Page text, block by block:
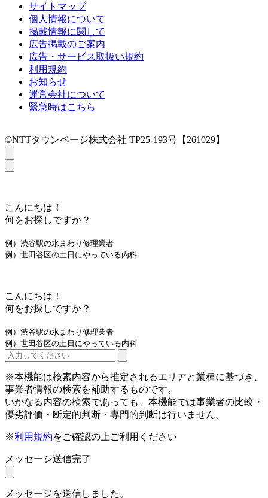
サイトマップ
個人情報について
掲載情報に関して
広告掲載のご案内
広告・サービス取扱い規約
利用規約
お知らせ
運営会社について
緊急時はこちら
©NTTタウンページ株式会社 TP25-193号【261029】
こんにちは！
何をお探しですか？
例）渋谷駅の水まわり修理業者
例）世田谷区の土日にやっている内科
こんにちは！
何をお探しですか？
例）渋谷駅の水まわり修理業者
例）世田谷区の土日にやっている内科
※本機能は検索内容から推定されるエリアと業種に基づき、
事業者情報の検索を補助するものです。
いかなる内容の検索であっても、本機能では事業者の比較・
優劣評価・断定的判断・専門的判断は行いません。
※利用規約をご確認の上ご利用ください
メッセージ送信完了
メッセージを送信しました。